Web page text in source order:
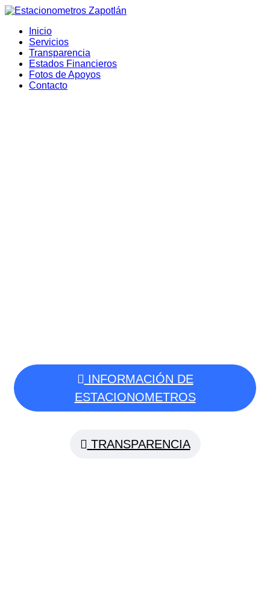
Inicio
Servicios
Transparencia
Estados Financieros
Fotos de Apoyos
Contacto
INFORMACIÓN DE
ESTACIONOMETROS
TRANSPARENCIA